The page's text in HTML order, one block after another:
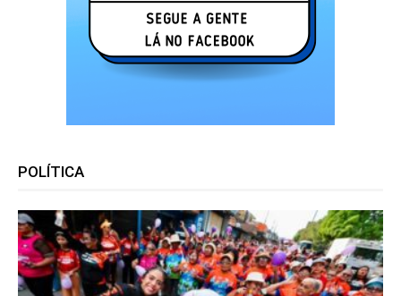
POLÍTICA